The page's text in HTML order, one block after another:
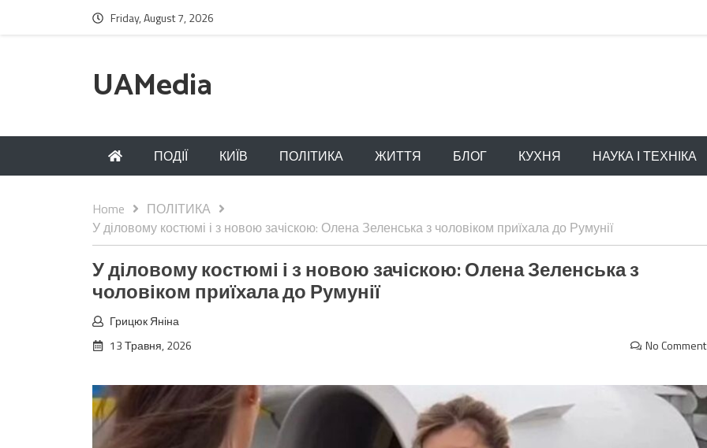
Friday, August 7, 2026
UAMedia
ПОДІЇ КИЇВ ПОЛІТИКА ЖИТТЯ БЛОГ КУХНЯ НАУКА І ТЕХНІКА
Home
ПОЛІТИКА
У діловому костюмі і з новою зачіскою: Олена Зеленська з чоловіком приїхала до Румунії
У діловому костюмі і з новою зачіскою: Олена Зеленська з
чоловіком приїхала до Румунії
Грицюк Яніна
13 Травня, 2026
No